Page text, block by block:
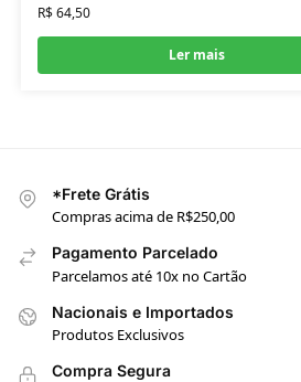
R$64,50
Ler mais
*Frete Grátis
Compras acima de R$250,00
Pagamento Parcelado
Parcelamos até 10x no Cartão
Nacionais e Importados
Produtos Exclusivos
Compra Segura